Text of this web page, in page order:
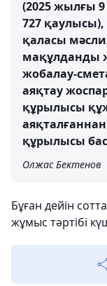
(2025 жылғы 9
727
қаласы
мақұлданды
жобалау-
аяқтау
құрылысы
аяқталғаннан
құрылысы
Олжас Бектенов
Бұған дейін
жұмыс тәртібі